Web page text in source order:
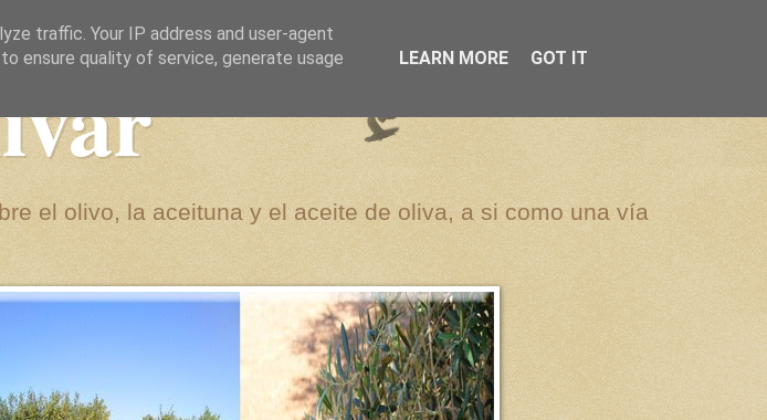
el olivo, la aceituna y el aceite de oliva, a si como una vía
traffic. Your IP address and user-agent
ensure quality of service, generate usage
LEARN MORE GOT IT